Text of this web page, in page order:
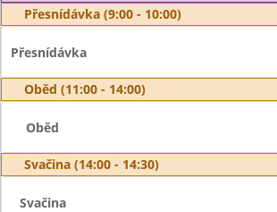
Přesnídávka (9:00 - 10:00)
Přesnídávka
Oběd (11:00 - 14:00)
Oběd
Svačina (14:00 - 14:30)
Svačina